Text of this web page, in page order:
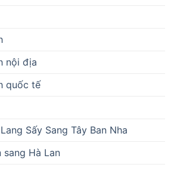
nội địa
quốc tế
Sấy Sang Tây Ban Nha
Hà Lan